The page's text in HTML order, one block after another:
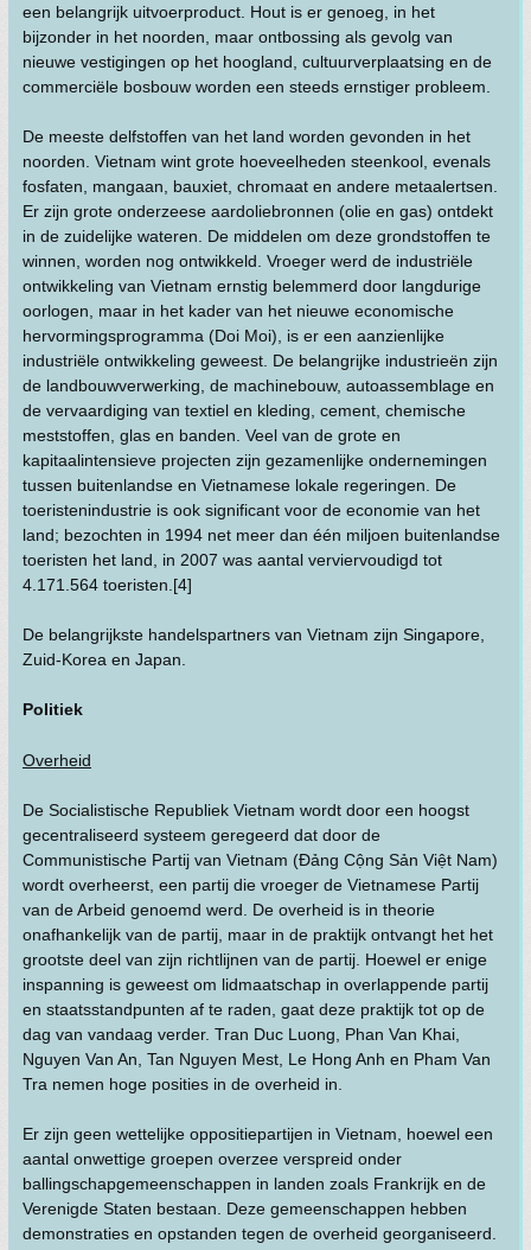
een belangrijk uitvoerproduct. Hout is er genoeg, in het
bijzonder in het noorden, maar ontbossing als gevolg van
nieuwe vestigingen op het hoogland, cultuurverplaatsing en de
commerciële bosbouw worden een steeds ernstiger probleem.
De meeste delfstoffen van het land worden gevonden in het
noorden. Vietnam wint grote hoeveelheden steenkool, evenals
fosfaten, mangaan, bauxiet, chromaat en andere metaalertsen.
Er zijn grote onderzeese aardoliebronnen (olie en gas) ontdekt
in de zuidelijke wateren. De middelen om deze grondstoffen te
winnen, worden nog ontwikkeld. Vroeger werd de industriële
ontwikkeling van Vietnam ernstig belemmerd door langdurige
oorlogen, maar in het kader van het nieuwe economische
hervormingsprogramma (Doi Moi), is er een aanzienlijke
industriële ontwikkeling geweest. De belangrijke industrieën zijn
de landbouwverwerking, de machinebouw, autoassemblage en
de vervaardiging van textiel en kleding, cement, chemische
meststoffen, glas en banden. Veel van de grote en
kapitaalintensieve projecten zijn gezamenlijke ondernemingen
tussen buitenlandse en Vietnamese lokale regeringen. De
toeristenindustrie is ook significant voor de economie van het
land; bezochten in 1994 net meer dan één miljoen buitenlandse
toeristen het land, in 2007 was aantal verviervoudigd tot
4.171.564 toeristen.[4]
De belangrijkste handelspartners van Vietnam zijn Singapore,
Zuid-Korea en Japan.
Politiek
Overheid
De Socialistische Republiek Vietnam wordt door een hoogst
gecentraliseerd systeem geregeerd dat door de
Communistische Partij van Vietnam (Đảng Cộng Sản Việt Nam)
wordt overheerst, een partij die vroeger de Vietnamese Partij
van de Arbeid genoemd werd. De overheid is in theorie
onafhankelijk van de partij, maar in de praktijk ontvangt het het
grootste deel van zijn richtlijnen van de partij. Hoewel er enige
inspanning is geweest om lidmaatschap in overlappende partij
en staatsstandpunten af te raden, gaat deze praktijk tot op de
dag van vandaag verder. Tran Duc Luong, Phan Van Khai,
Nguyen Van An, Tan Nguyen Mest, Le Hong Anh en Pham Van
Tra nemen hoge posities in de overheid in.
Er zijn geen wettelijke oppositiepartijen in Vietnam, hoewel een
aantal onwettige groepen overzee verspreid onder
ballingschapgemeenschappen in landen zoals Frankrijk en de
Verenigde Staten bestaan. Deze gemeenschappen hebben
demonstraties en opstanden tegen de overheid georganiseerd.